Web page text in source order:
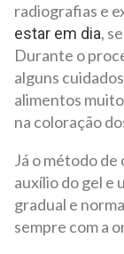
radiografias e
estar em dia,
Durante o
alguns
alimentos
na coloração
Já o método
auxílio do gel e
gradual e
sempre com a